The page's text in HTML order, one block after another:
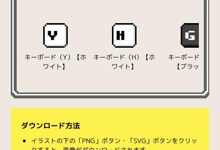
キーボード（Y）【ホ
ワイト】
キーボード（H）【ホ
ワイト】
キーボード（G）
【ブラック】
ダウンロード方法
イラストの下の「PNG」ボタン・「SVG」ボタンをクリッ